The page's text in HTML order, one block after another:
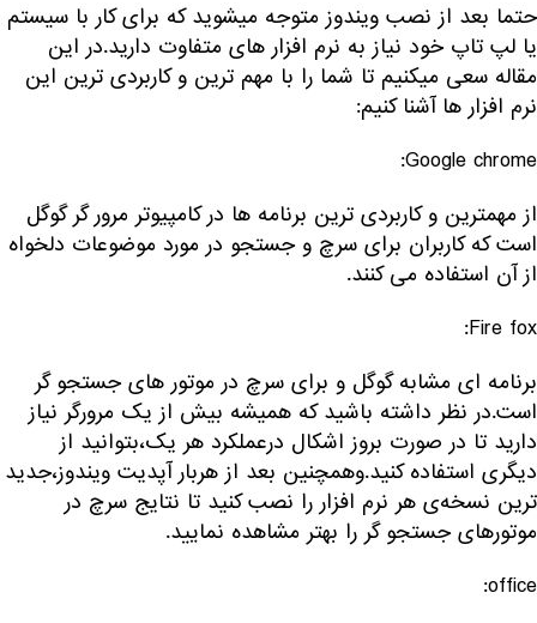
حتما بعد از نصب ویندوز متوجه میشوید که برای کار با سیستم
یا لپ تاپ خود نیاز به نرم افزار های متفاوت دارید.در این
مقاله سعی میکنیم تا شما را با مهم ترین و کاربردی ترین این
نرم افزار ها آشنا کنیم:
Google chrome:
از مهمترین و کاربردی ترین برنامه ها در کامپیوتر مرور گر گوگل
است که کاربران برای سرچ و جستجو در مورد موضوعات دلخواه
از آن استفاده می کنند.
Fire fox:
برنامه ای مشابه گوگل و برای سرچ در موتور های جستجو گر
است.در نظر داشته باشید که همیشه بیش از یک مرورگر نیاز
دارید تا در صورت بروز اشکال درعملکرد هر یک،بتوانید از
دیگری استفاده کنید.وهمچنین بعد از هربار آپدیت ویندوز،جدید
ترین نسخه‌ی هر نرم افزار را نصب کنید تا نتایج سرچ در
موتورهای جستجو گر را بهتر مشاهده نمایید.
office: